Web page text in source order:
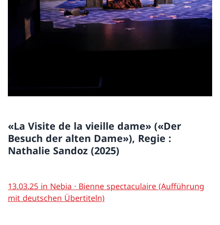
«La Visite de la vieille dame» («Der
Besuch der alten Dame»), Regie :
Nathalie Sandoz (2025)
13.03.25 in Nebia · Bienne spectaculaire (Aufführung
mit deutschen Übertiteln)